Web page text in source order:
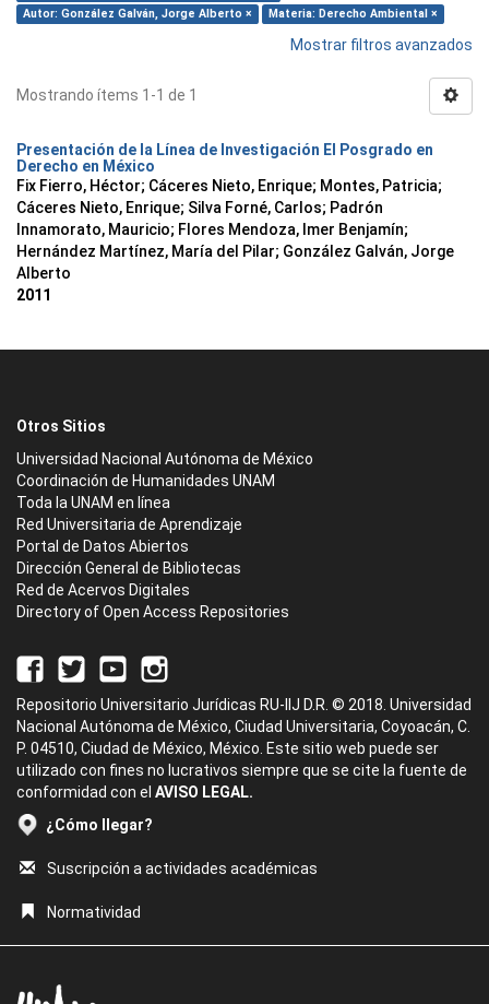
Autor: González Galván, Jorge Alberto ×
Materia: Derecho Ambiental ×
Mostrar filtros avanzados
Mostrando ítems 1-1 de 1
Presentación de la Línea de Investigación El Posgrado en
Derecho en México
Fix Fierro, Héctor; Cáceres Nieto, Enrique; Montes, Patricia;
Cáceres Nieto, Enrique; Silva Forné, Carlos; Padrón
Innamorato, Mauricio; Flores Mendoza, Imer Benjamín;
Hernández Martínez, María del Pilar; González Galván, Jorge
Alberto
2011
Otros Sitios
Universidad Nacional Autónoma de México
Coordinación de Humanidades UNAM
Toda la UNAM en línea
Red Universitaria de Aprendizaje
Portal de Datos Abiertos
Dirección General de Bibliotecas
Red de Acervos Digitales
Directory of Open Access Repositories
Repositorio Universitario Jurídicas RU-IIJ D.R. © 2018. Universidad
Nacional Autónoma de México, Ciudad Universitaria, Coyoacán, C.
P. 04510, Ciudad de México, México. Este sitio web puede ser
utilizado con fines no lucrativos siempre que se cite la fuente de
conformidad con el AVISO LEGAL.
¿Cómo llegar?
Suscripción a actividades académicas
Normatividad